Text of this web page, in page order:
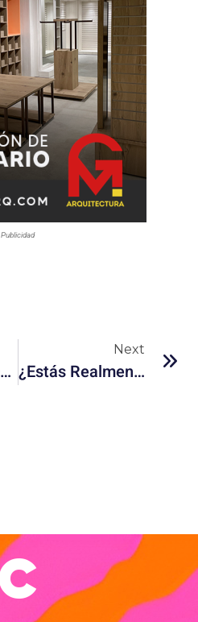
Publicidad
Circ: Moda Circular Desde La Ciencia
Next
¿Estás Realmente Eligiendo O Solo Sigues El Algoritmo?